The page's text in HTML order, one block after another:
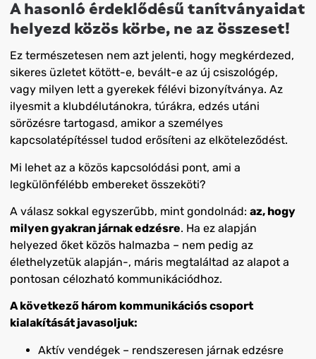
A hasonló érdeklődésű tanítványaidat
helyezd közös körbe, ne az összeset!
Ez természetesen nem azt jelenti, hogy megkérdezed,
sikeres üzletet kötött-e, bevált-e az új csiszológép,
vagy milyen lett a gyerekek félévi bizonyítványa. Az
ilyesmit a klubdélutánokra, túrákra, edzés utáni
sörözésre tartogasd, amikor a személyes
kapcsolatépítéssel tudod erősíteni az elköteleződést.
Mi lehet az a közös kapcsolódási pont, ami a
legkülönfélébb embereket összeköti?
A válasz sokkal egyszerűbb, mint gondolnád: az, hogy
milyen gyakran járnak edzésre. Ha ez alapján
helyezed őket közös halmazba – nem pedig az
élethelyzetük alapján-, máris megtaláltad az alapot a
pontosan célozható kommunikációdhoz.
A következő három kommunikációs csoport
kialakítását javasoljuk:
Aktív vendégek – rendszeresen járnak edzésre